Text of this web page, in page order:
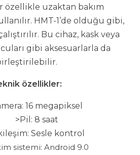
özellikle uzaktan bakım
HMT-1’de olduğu gibi,
Bu cihaz, kask veya
gibi aksesuarlarla da
özellikler:
16 megapiksel
>Pil: 8 saat
Sesle kontrol
sistemi: Android 9.0